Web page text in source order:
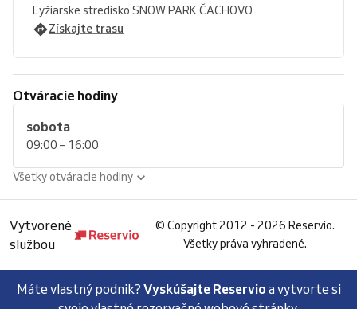
Lyžiarske stredisko SNOW PARK ČACHOVO
Získajte trasu
Otváracie hodiny
sobota
09:00 – 16:00
Všetky otváracie hodiny
Vytvorené
službou
© Copyright 2012 - 2026 Reservio.
Všetky práva vyhradené.
Máte vlastný podnik? Vyskúšajte Reservio a vytvorte si